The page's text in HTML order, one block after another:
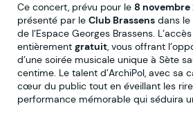
Ce concert, prévu pour le 8 novembre
présenté par le Club Brassens dans
de l’Espace Georges Brassens.
entièrement gratuit, vous offrant
d’une soirée musicale unique à Sète
centime. Le talent d’ArchiPol, avec sa
cœur du public tout en éveillant les
performance mémorable qui séduira